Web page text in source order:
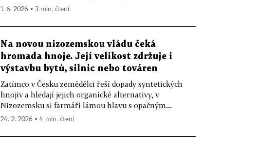
1. 6. 2026 ▪ 3 min. čtení
Na novou nizozemskou vládu čeká
hromada hnoje. Její velikost zdržuje i
výstavbu bytů, silnic nebo továren
Zatímco v Česku zemědělci řeší dopady syntetických
hnojiv a hledají jejich organické alternativy, v
Nizozemsku si farmáři lámou hlavu s opačným...
24. 2. 2026 ▪ 4 min. čtení